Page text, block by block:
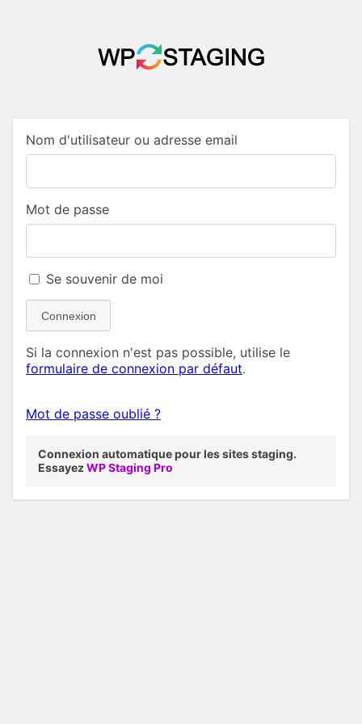
Nom d'utilisateur ou adresse email
Mot de passe
Se souvenir de moi
Connexion
Si la connexion n'est pas possible, utilise le
formulaire de connexion par défaut.
Mot de passe oublié ?
Connexion automatique pour les sites staging.
EssayezWP Staging Pro